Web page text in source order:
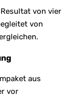
von vier
von
aus
vor